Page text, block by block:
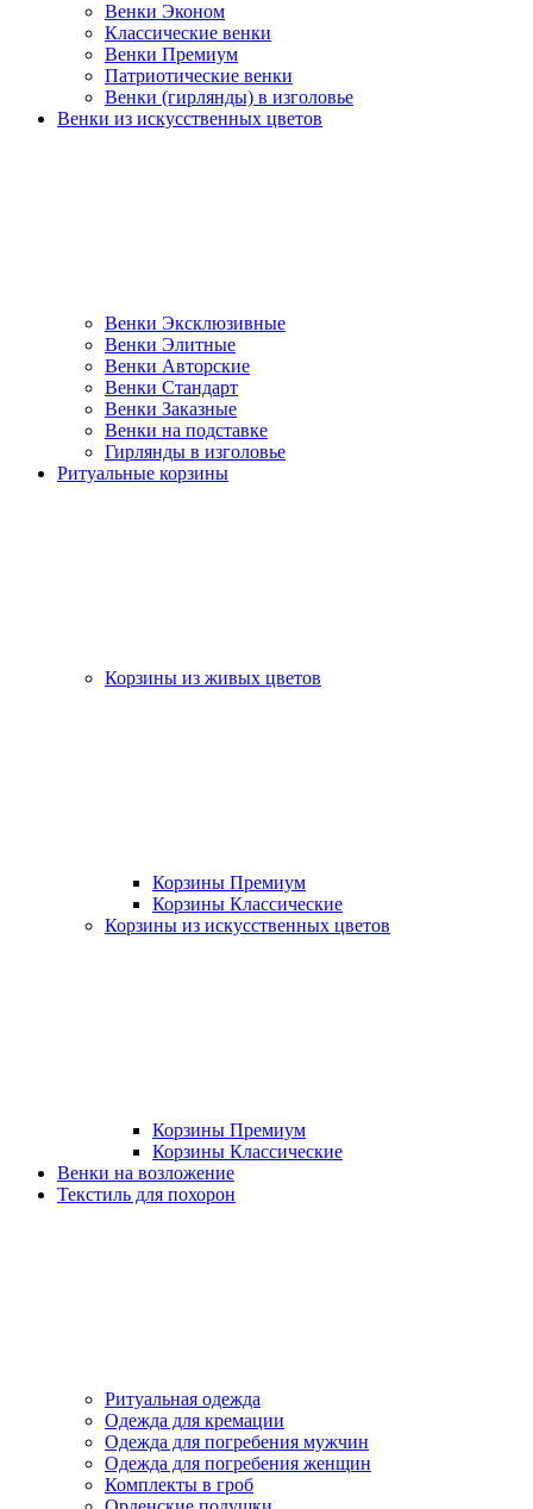
Венки Эконом
Классические венки
Венки Премиум
Патриотические венки
Венки (гирлянды) в изголовье
Венки из искусственных цветов
Венки Эксклюзивные
Венки Элитные
Венки Авторские
Венки Стандарт
Венки Заказные
Венки на подставке
Гирлянды в изголовье
Ритуальные корзины
Корзины из живых цветов
Корзины Премиум
Корзины Классические
Корзины из искусственных цветов
Корзины Премиум
Корзины Классические
Венки на возложение
Текстиль для похорон
Ритуальная одежда
Одежда для кремации
Одежда для погребения мужчин
Одежда для погребения женщин
Комплекты в гроб